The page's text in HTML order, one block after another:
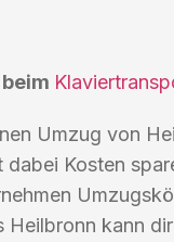
Umzug von
dabei Kosten
Heilbronn kann